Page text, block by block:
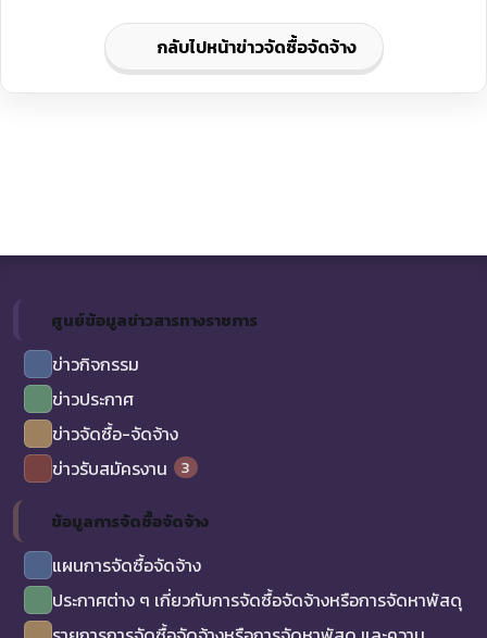
กลับไปหน้าข่าวจัดซื้อจัดจ้าง
ศูนย์ข้อมูลข่าวสารทางราชการ
ข่าวกิจกรรม
ข่าวประกาศ
ข่าวจัดซื้อ-จัดจ้าง
ข่าวรับสมัครงาน
3
ข้อมูลการจัดซื้อจัดจ้าง
แผนการจัดซื้อจัดจ้าง
ประกาศต่าง ๆ เกี่ยวกับการจัดซื้อจัดจ้างหรือการจัดหาพัสดุ